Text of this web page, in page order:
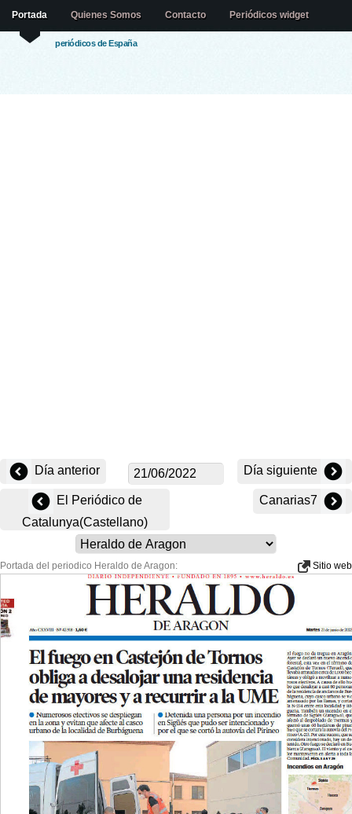
periódicos de España
Portada Quienes Somos Contacto Periódicos widget
Día anterior Día siguiente
El Periódico de
Catalunya(Castellano)
Canarias7
Portada del periodico Heraldo de Aragon: Sitio web